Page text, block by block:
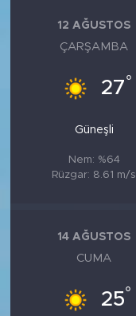
12 AĞUSTOS
ÇARŞAMBA
27°
Güneşli
Nem: %64
Rüzgar: 8.61 m/s
14 AĞUSTOS
CUMA
25°